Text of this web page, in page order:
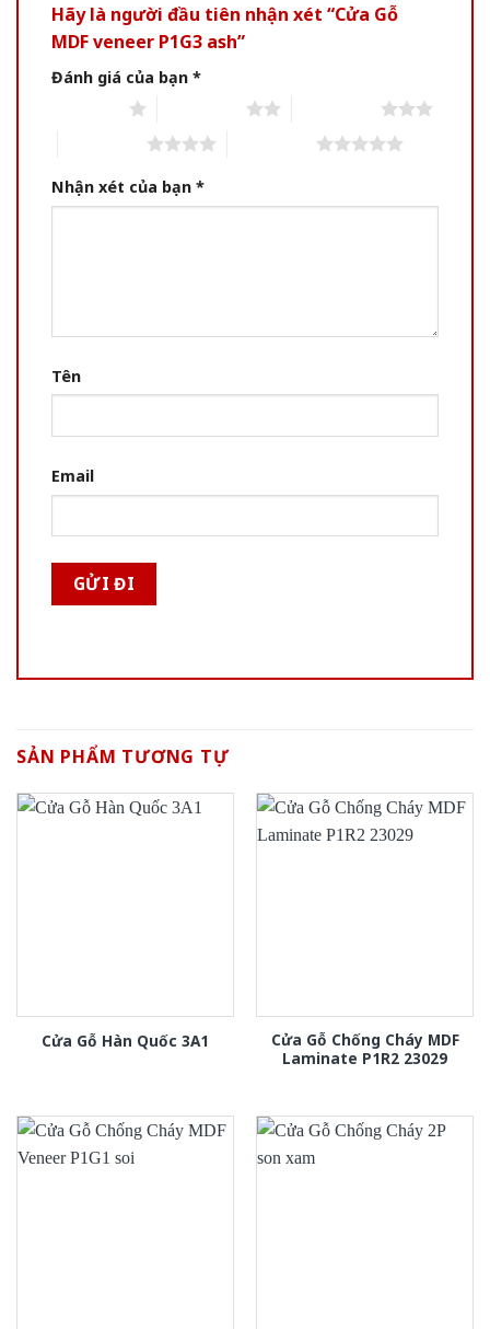
Hãy là người đầu tiên nhận xét “Cửa Gỗ
MDF veneer P1G3 ash”
Đánh giá của bạn *
Nhận xét của bạn *
Tên
Email
SẢN PHẨM TƯƠNG TỰ
Cửa Gỗ Hàn Quốc 3A1
Cửa Gỗ Chống Cháy MDF
Laminate P1R2 23029